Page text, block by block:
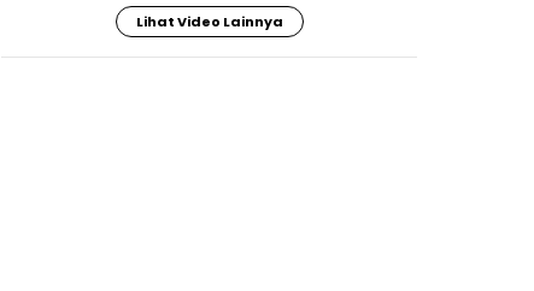
Lihat Video Lainnya